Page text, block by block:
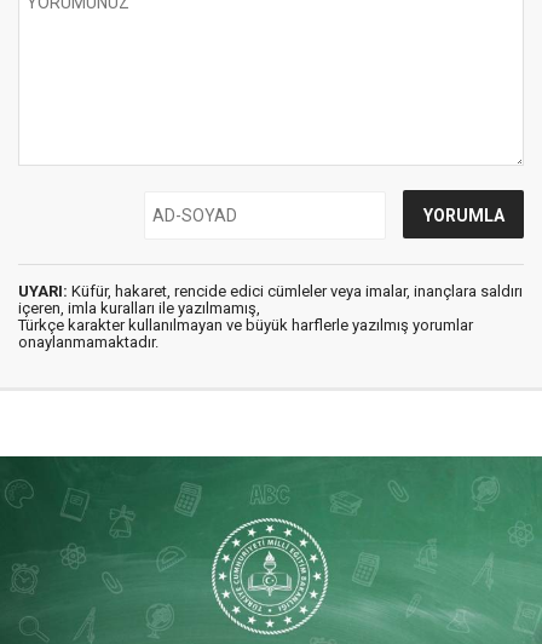
UYARI: Küfür, hakaret, rencide edici cümleler veya imalar, inançlara saldırı
içeren, imla kuralları ile yazılmamış,
Türkçe karakter kullanılmayan ve büyük harflerle yazılmış yorumlar
onaylanmamaktadır.